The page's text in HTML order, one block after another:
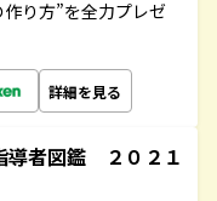
り方”を全力プレゼ
詳細を見る
者図鑑 ２０２１